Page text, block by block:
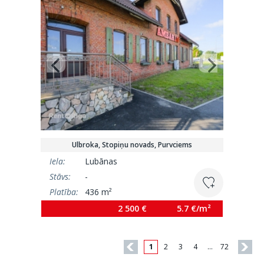
Ulbroka, Stopiņu novads, Purvciems
Iela:
Lubānas
Stāvs:
-
Platība:
436 m²
2 500 €
5.7 €/m²
1 2 3 4 … 72